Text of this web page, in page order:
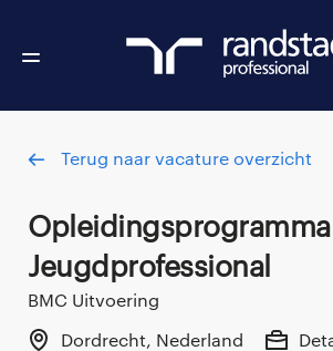
Terug naar vacature overzicht
Opleidingsprogramma
Jeugdprofessional
BMC Uitvoering
Dordrecht, Nederland